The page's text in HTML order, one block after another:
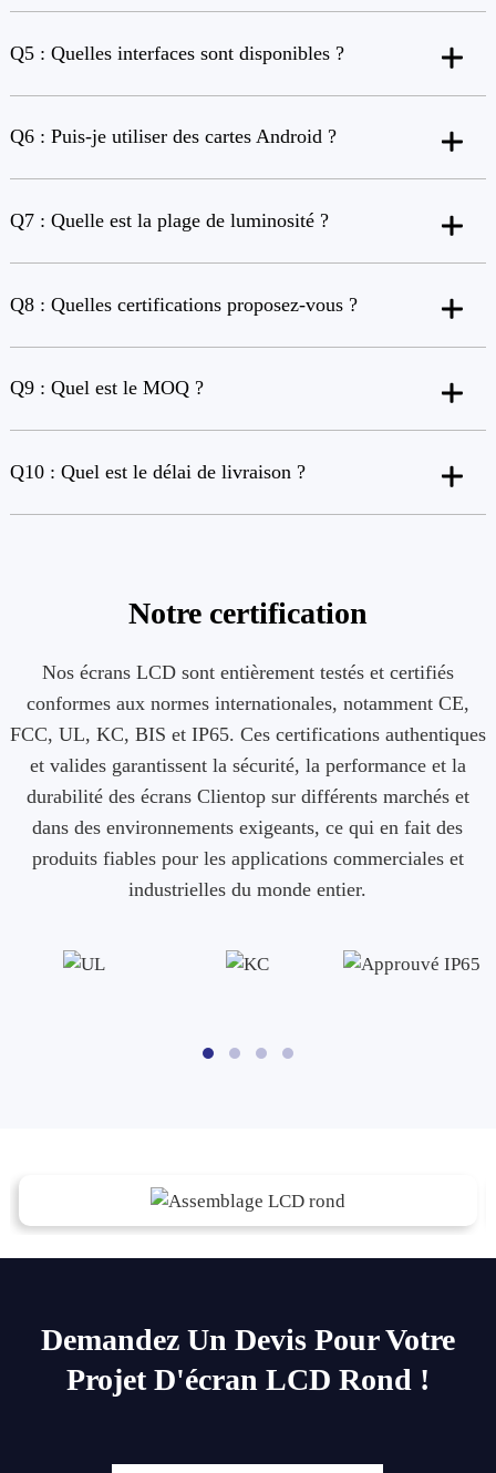
Q5 : Quelles interfaces sont disponibles ?
Q6 : Puis-je utiliser des cartes Android ?
Q7 : Quelle est la plage de luminosité ?
Q8 : Quelles certifications proposez-vous ?
Q9 : Quel est le MOQ ?
Q10 : Quel est le délai de livraison ?
Notre certification
Nos écrans LCD sont entièrement testés et certifiés
conformes aux normes internationales, notamment CE,
FCC, UL, KC, BIS et IP65. Ces certifications authentiques
et valides garantissent la sécurité, la performance et la
durabilité des écrans Clientop sur différents marchés et
dans des environnements exigeants, ce qui en fait des
produits fiables pour les applications commerciales et
industrielles du monde entier.
Demandez Un Devis Pour Votre
Projet D'écran LCD Rond !